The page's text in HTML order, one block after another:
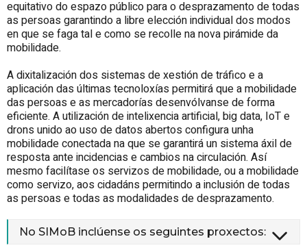
equitativo do espazo público para o desprazamento de todas
as persoas garantindo a libre elección individual dos modos
en que se faga tal e como se recolle na nova pirámide da
mobilidade.
A dixitalización dos sistemas de xestión de tráfico e a
aplicación das últimas tecnoloxías permitirá que a mobilidade
das persoas e as mercadorías desenvólvanse de forma
eficiente. A utilización de intelixencia artificial, big data, IoT e
drons unido ao uso de datos abertos configura unha
mobilidade conectada na que se garantirá un sistema áxil de
resposta ante incidencias e cambios na circulación. Así
mesmo facilítase os servizos de mobilidade, ou a mobilidade
como servizo, aos cidadáns permitindo a inclusión de todas
as persoas e todas as modalidades de desprazamento.
No SIMoB inclúense os seguintes proxectos: